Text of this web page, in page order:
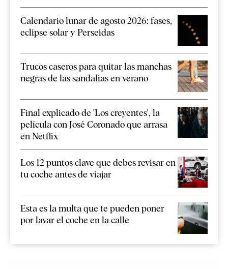
Calendario lunar de agosto 2026: fases,
eclipse solar y Perseidas
Trucos caseros para quitar las manchas
negras de las sandalias en verano
Final explicado de 'Los creyentes', la
película con José Coronado que arrasa
en Netflix
Los 12 puntos clave que debes revisar en
tu coche antes de viajar
Esta es la multa que te pueden poner
por lavar el coche en la calle